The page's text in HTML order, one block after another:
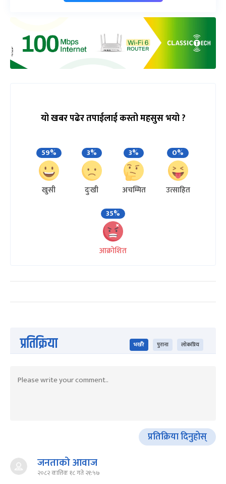
यो खबर पढेर तपाईलाई कस्तो महसुस भयो ?
59%
खुसी
3%
दुःखी
3%
अचम्मित
0%
उत्साहित
35%
आक्रोशित
प्रतिक्रिया भर्खरै पुराना लोकप्रिय
प्रतिक्रिया दिनुहोस्
जनताको आवाज
२०८२ कात्तिक १८ गते २१:५७